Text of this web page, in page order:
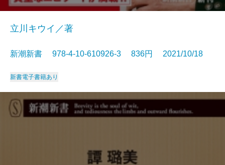
立川キウイ／著
新潮新書 978-4-10-610926-3 836円 2021/10/18
新書電子書籍あり